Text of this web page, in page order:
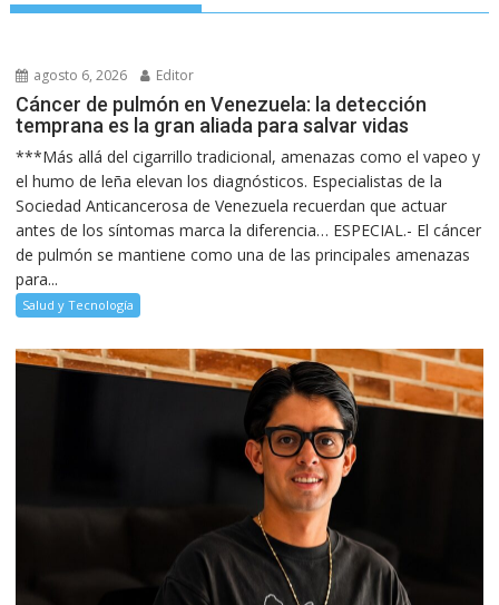
agosto 6, 2026 Editor
Cáncer de pulmón en Venezuela: la detección
temprana es la gran aliada para salvar vidas
***Más allá del cigarrillo tradicional, amenazas como el vapeo y
el humo de leña elevan los diagnósticos. Especialistas de la
Sociedad Anticancerosa de Venezuela recuerdan que actuar
antes de los síntomas marca la diferencia… ESPECIAL.- El cáncer
de pulmón se mantiene como una de las principales amenazas
para...
Salud y Tecnología